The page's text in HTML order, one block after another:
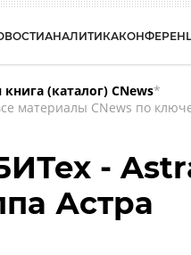
АНАЛИТИКА
(каталог) CNews*
материалы CNews по
-
Астра